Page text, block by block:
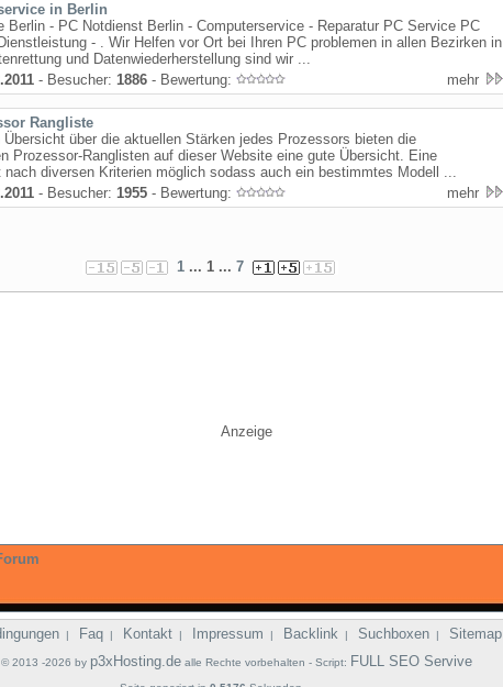
in Berlin
Berlin - PC Notdienst Berlin - Computerservice - Reparatur PC Service PC
- . Wir Helfen vor Ort bei Ihren PC problemen in allen Bezirken in
und Datenwiederherstellung sind wir ...
- Besucher: 1886 - Bewertung: mehr
Rangliste
Übersicht über die aktuellen Stärken jedes Prozessors bieten die
Prozessor-Ranglisten auf dieser Website eine gute Übersicht. Eine
nach diversen Kriterien möglich sodass auch ein bestimmtes Modell ...
- Besucher: 1955 - Bewertung: mehr
1... 1 ... 7
Anzeige
| Faq | Kontakt | Impressum | Backlink | Suchboxen | Sitemap
2013 -2026 by p3xHosting.dealle Rechte vorbehalten - Script: FULL SEO Servive